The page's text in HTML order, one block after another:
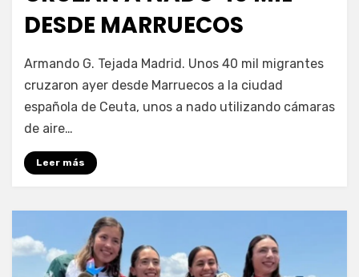
DESDE MARRUECOS
Fernando Miranda Servín
Armando G. Tejada Madrid. Unos 40 mil migrantes
cruzaron ayer desde Marruecos a la ciudad
española de Ceuta, unos a nado utilizando cámaras
de aire…
Leer más